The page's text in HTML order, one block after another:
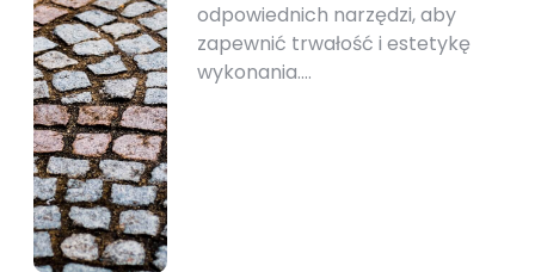
odpowiednich narzędzi, aby
zapewnić trwałość i estetykę
wykonania.…